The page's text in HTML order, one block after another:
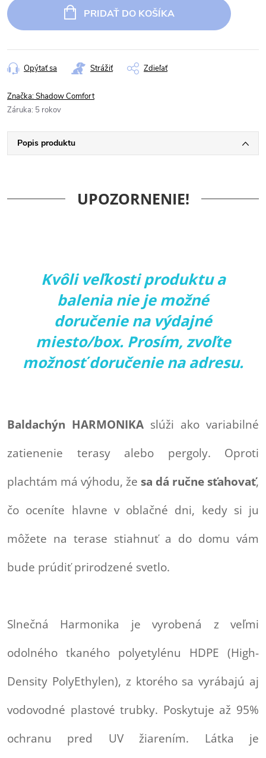
cena:
PRIDAŤ DO KOŠÍKA
Opýtať sa Strážiť Zdieľať
Značka:Shadow Comfort
Záruka: 5 rokov
Popis produktu
UPOZORNENIE!
Kvôli veľkosti produktu a
balenia nie je možné
doručenie na výdajné
miesto/box. Prosím, zvoľte
možnosť doručenie na adresu.
Baldachýn HARMONIKA slúži ako variabilné
zatienenie terasy alebo pergoly. Oproti
plachtám má výhodu, že sa dá ručne sťahovať,
čo oceníte hlavne v oblačné dni, kedy si ju
môžete na terase stiahnuť a do domu vám
bude prúdiť prirodzené svetlo.
Slnečná Harmonika je vyrobená z veľmi
odolného tkaného polyetylénu HDPE (High-
Density PolyEthylen), z ktorého sa vyrábajú aj
vodovodné plastové trubky. Poskytuje až 95%
ochranu pred UV žiarením. Látka je